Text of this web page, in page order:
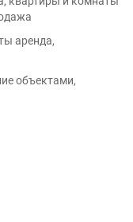
аренда,
объектами,